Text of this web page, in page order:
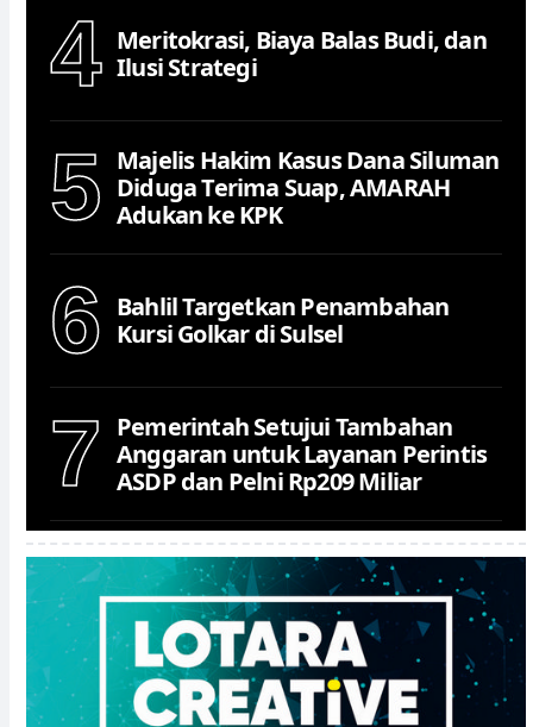
4
Meritokrasi, Biaya Balas Budi, dan
Ilusi Strategi
5
Majelis Hakim Kasus Dana Siluman
Diduga Terima Suap, AMARAH
Adukan ke KPK
6
Bahlil Targetkan Penambahan
Kursi Golkar di Sulsel
7
Pemerintah Setujui Tambahan
Anggaran untuk Layanan Perintis
ASDP dan Pelni Rp209 Miliar